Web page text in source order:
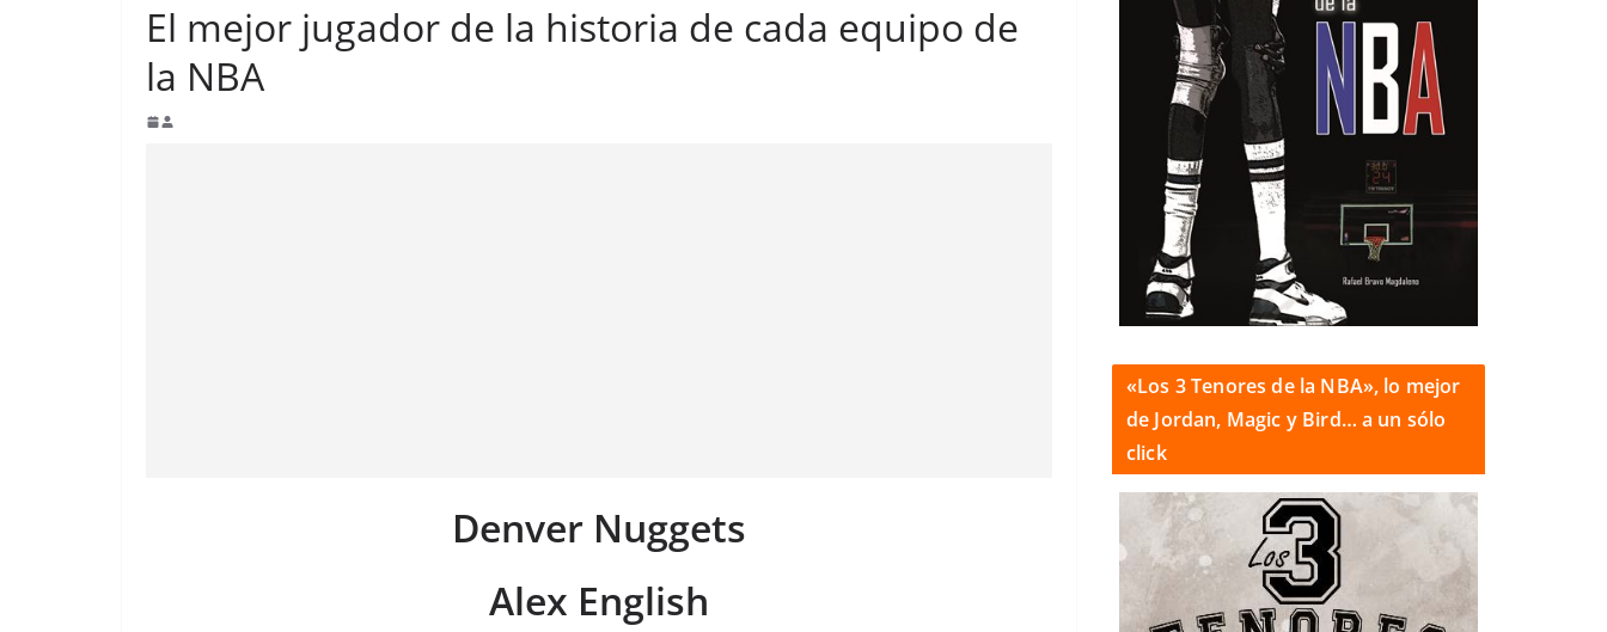
El mejor jugador de la historia de cada equipo de
la NBA
Denver Nuggets
Alex English
«Los 3 Tenores de la NBA», lo mejor
de Jordan, Magic y Bird… a un sólo
click